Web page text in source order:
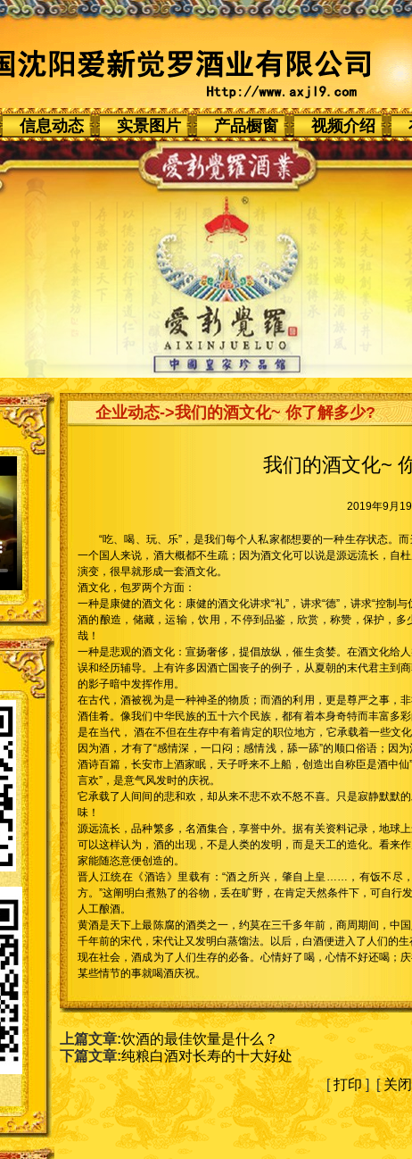
信息动态 实景图片 产品橱窗 视频介绍
企业动态->我们的酒文化~ 你了解多少?
我们的酒文化~
2019年9月19
“吃、喝、玩、乐”，是我们每个人私家都想要的一种生存状态。
一个国人来说，酒大概都不生疏；因为酒文化可以说是源远流长，自
演变，很早就形成一套酒文化。
酒文化，包罗两个方面：
一种是康健的酒文化：康健的酒文化讲求“礼”，讲求“德”，讲求“控制
酒的酿造，储藏，运输，饮用，不停到品鉴，欣赏，称赞，保护，
哉！
一种是悲观的酒文化：宣扬奢侈，提倡放纵，催生贪婪。在酒文化给
误和经历辅导。上有许多因酒亡国丧子的例子，从夏朝的末代君主到
的影子暗中发挥作用。
在古代，酒被视为是一种神圣的物质；而酒的利用，更是尊严之事，
酒佳肴。像我们中华民族的五十六个民族，都有着本身奇特而丰富多
是在当代， 酒在不但在生存中有着肯定的职位地方，它承载着一些文化
因为酒，才有了“感情深，一口闷；感情浅，舔一舔”的顺口俗语；因
酒诗百篇，长安市上酒家眠，天子呼来不上船，创造出自称臣是酒中
言欢”，是意气风发时的庆祝。
它承载了人间间的悲和欢，却从来不悲不欢不怒不喜。只是寂静默默
味！
源远流长，品种繁多，名酒集合，享誉中外。据有关资料记录，地球
可以这样认为，酒的出现，不是人类的发明，而是天工的造化。看来
家能随恣意便创造的。
晋人江统在《酒诰》里载有：“酒之所兴，肇自上皇……，有饭不尽
方。”这阐明白煮熟了的谷物，丢在旷野，在肯定天然条件下，可自行
人工酿酒。
黄酒是天下上最陈腐的酒类之一，约莫在三千多年前，商周期间，中
千年前的宋代，宋代让又发明白蒸馏法。以后，白酒便进入了人们的生
现在社会，酒成为了人们生存的必备。心情好了喝，心情不好还喝；
某些情节的事就喝酒庆祝。
上篇文章:饮酒的最佳饮量是什么？
下篇文章:纯粮白酒对长寿的十大好处
[打印] [关闭